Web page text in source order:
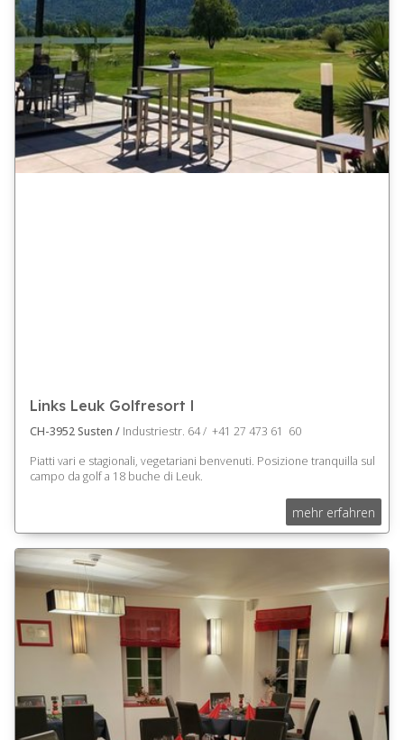
Links Leuk Golfresort l
CH-3952 Susten / Industriestr. 64 / +41 27 473 61 60
Piatti vari e stagionali, vegetariani benvenuti. Posizione tranquilla sul
campo da golf a 18 buche di Leuk.
mehr erfahren